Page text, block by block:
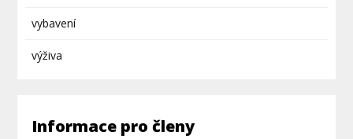
vybavení
výživa
Informace pro členy